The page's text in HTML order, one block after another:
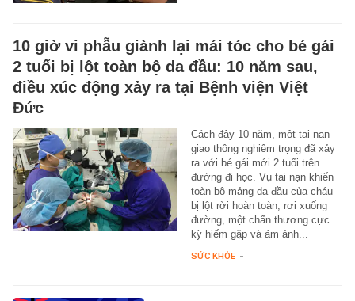
10 giờ vi phẫu giành lại mái tóc cho bé gái
2 tuổi bị lột toàn bộ da đầu: 10 năm sau,
điều xúc động xảy ra tại Bệnh viện Việt
Đức
Cách đây 10 năm, một tai nạn
giao thông nghiêm trọng đã xảy
ra với bé gái mới 2 tuổi trên
đường đi học. Vụ tai nạn khiến
toàn bộ mảng da đầu của cháu
bị lột rời hoàn toàn, rơi xuống
đường, một chấn thương cực
kỳ hiếm gặp và ám ảnh...
SỨC KHỎE -